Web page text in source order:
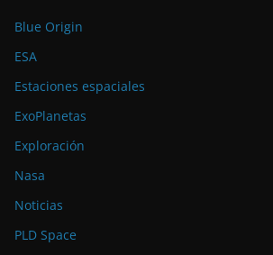
Blue Origin
ESA
Estaciones espaciales
ExoPlanetas
Exploración
Nasa
Noticias
PLD Space